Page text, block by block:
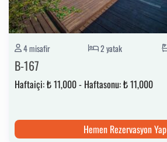
4 misafir 2 yatak
B-167
Haftaiçi:₺ 11,000- Haftasonu:₺ 11,000
Hemen Rezervasyon Yap